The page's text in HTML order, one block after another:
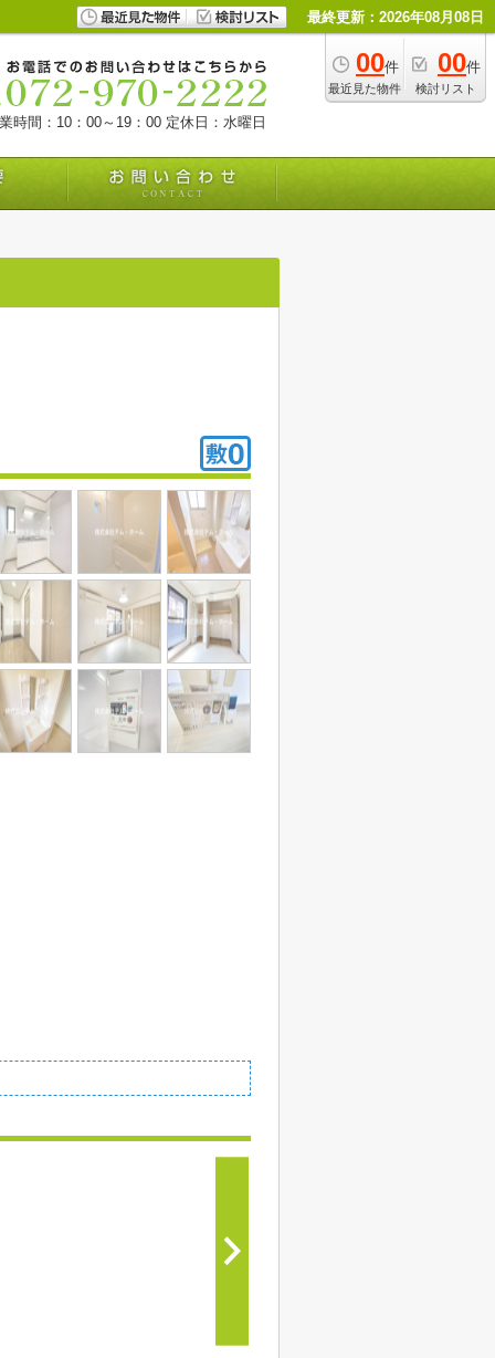
最終更新：2026年08月08日
00件
最近見た物件
00件
検討リスト
時間：10：00～19：00 定休日：水曜日